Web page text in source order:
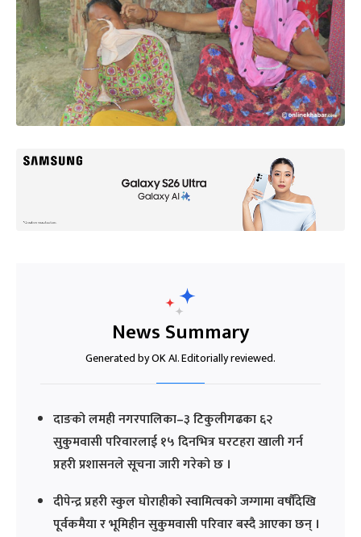
News Summary
Generated by OK AI. Editorially reviewed.
दाङको लमही नगरपालिका–३ टिकुलीगढका ६२
सुकुमवासी परिवारलाई १५ दिनभित्र घरटहरा खाली गर्न
प्रहरी प्रशासनले सूचना जारी गरेको छ ।
दीपेन्द्र प्रहरी स्कुल घोराहीको स्वामित्वको जग्गामा वर्षौंदेखि
पूर्वकमैया र भूमिहीन सुकुमवासी परिवार बस्दै आएका छन् ।